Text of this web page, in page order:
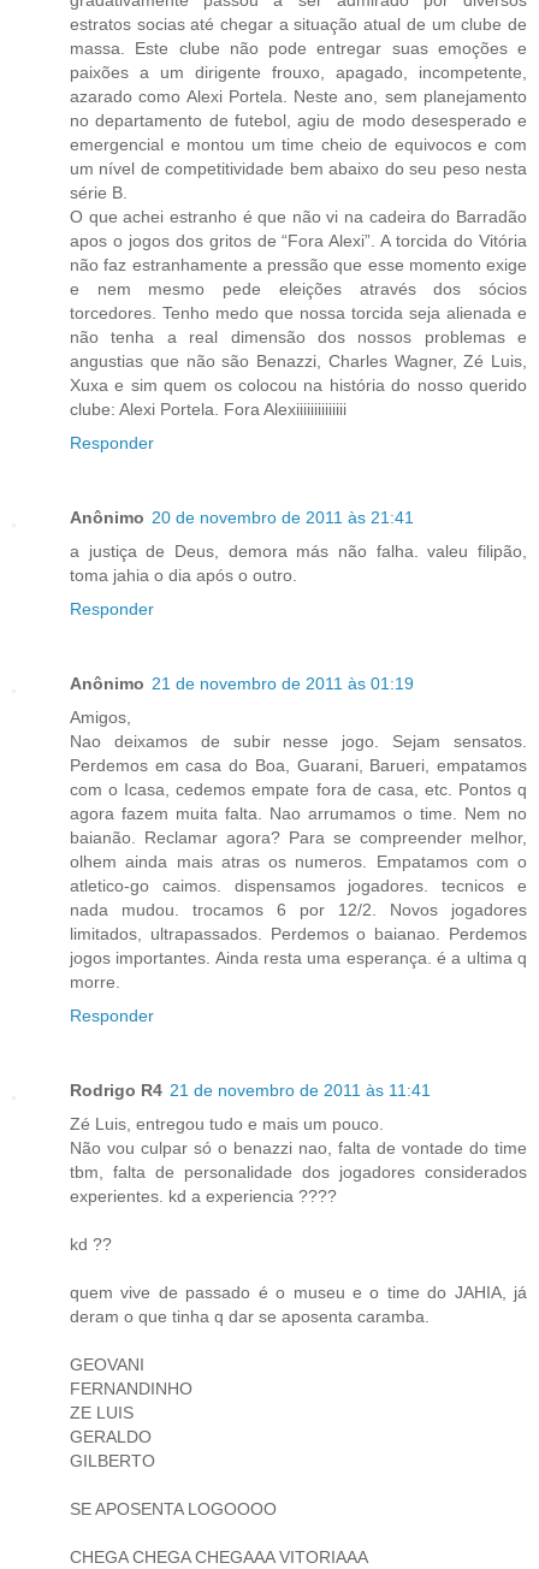
estratos socias até chegar a situação atual de um clube de
massa. Este clube não pode entregar suas emoções e
paixões a um dirigente frouxo, apagado, incompetente,
azarado como Alexi Portela. Neste ano, sem planejamento
no departamento de futebol, agiu de modo desesperado e
emergencial e montou um time cheio de equivocos e com
um nível de competitividade bem abaixo do seu peso nesta
série B.
O que achei estranho é que não vi na cadeira do Barradão
apos o jogos dos gritos de “Fora Alexi”. A torcida do Vitória
não faz estranhamente a pressão que esse momento exige
e nem mesmo pede eleições através dos sócios
torcedores. Tenho medo que nossa torcida seja alienada e
não tenha a real dimensão dos nossos problemas e
angustias que não são Benazzi, Charles Wagner, Zé Luis,
Xuxa e sim quem os colocou na história do nosso querido
clube: Alexi Portela. Fora Alexiiiiiiiiiiiiii
Responder
Anônimo 20 de novembro de 2011 às 21:41
a justiça de Deus, demora más não falha. valeu filipão,
toma jahia o dia após o outro.
Responder
Anônimo 21 de novembro de 2011 às 01:19
Amigos,
Nao deixamos de subir nesse jogo. Sejam sensatos.
Perdemos em casa do Boa, Guarani, Barueri, empatamos
com o Icasa, cedemos empate fora de casa, etc. Pontos q
agora fazem muita falta. Nao arrumamos o time. Nem no
baianão. Reclamar agora? Para se compreender melhor,
olhem ainda mais atras os numeros. Empatamos com o
atletico-go caimos. dispensamos jogadores. tecnicos e
nada mudou. trocamos 6 por 12/2. Novos jogadores
limitados, ultrapassados. Perdemos o baianao. Perdemos
jogos importantes. Ainda resta uma esperança. é a ultima q
morre.
Responder
Rodrigo R4 21 de novembro de 2011 às 11:41
Zé Luis, entregou tudo e mais um pouco.
Não vou culpar só o benazzi nao, falta de vontade do time
tbm, falta de personalidade dos jogadores considerados
experientes. kd a experiencia ????
kd ??
quem vive de passado é o museu e o time do JAHIA, já
deram o que tinha q dar se aposenta caramba.
GEOVANI
FERNANDINHO
ZE LUIS
GERALDO
GILBERTO
SE APOSENTA LOGOOOO
CHEGA CHEGA CHEGAAA VITORIAAA